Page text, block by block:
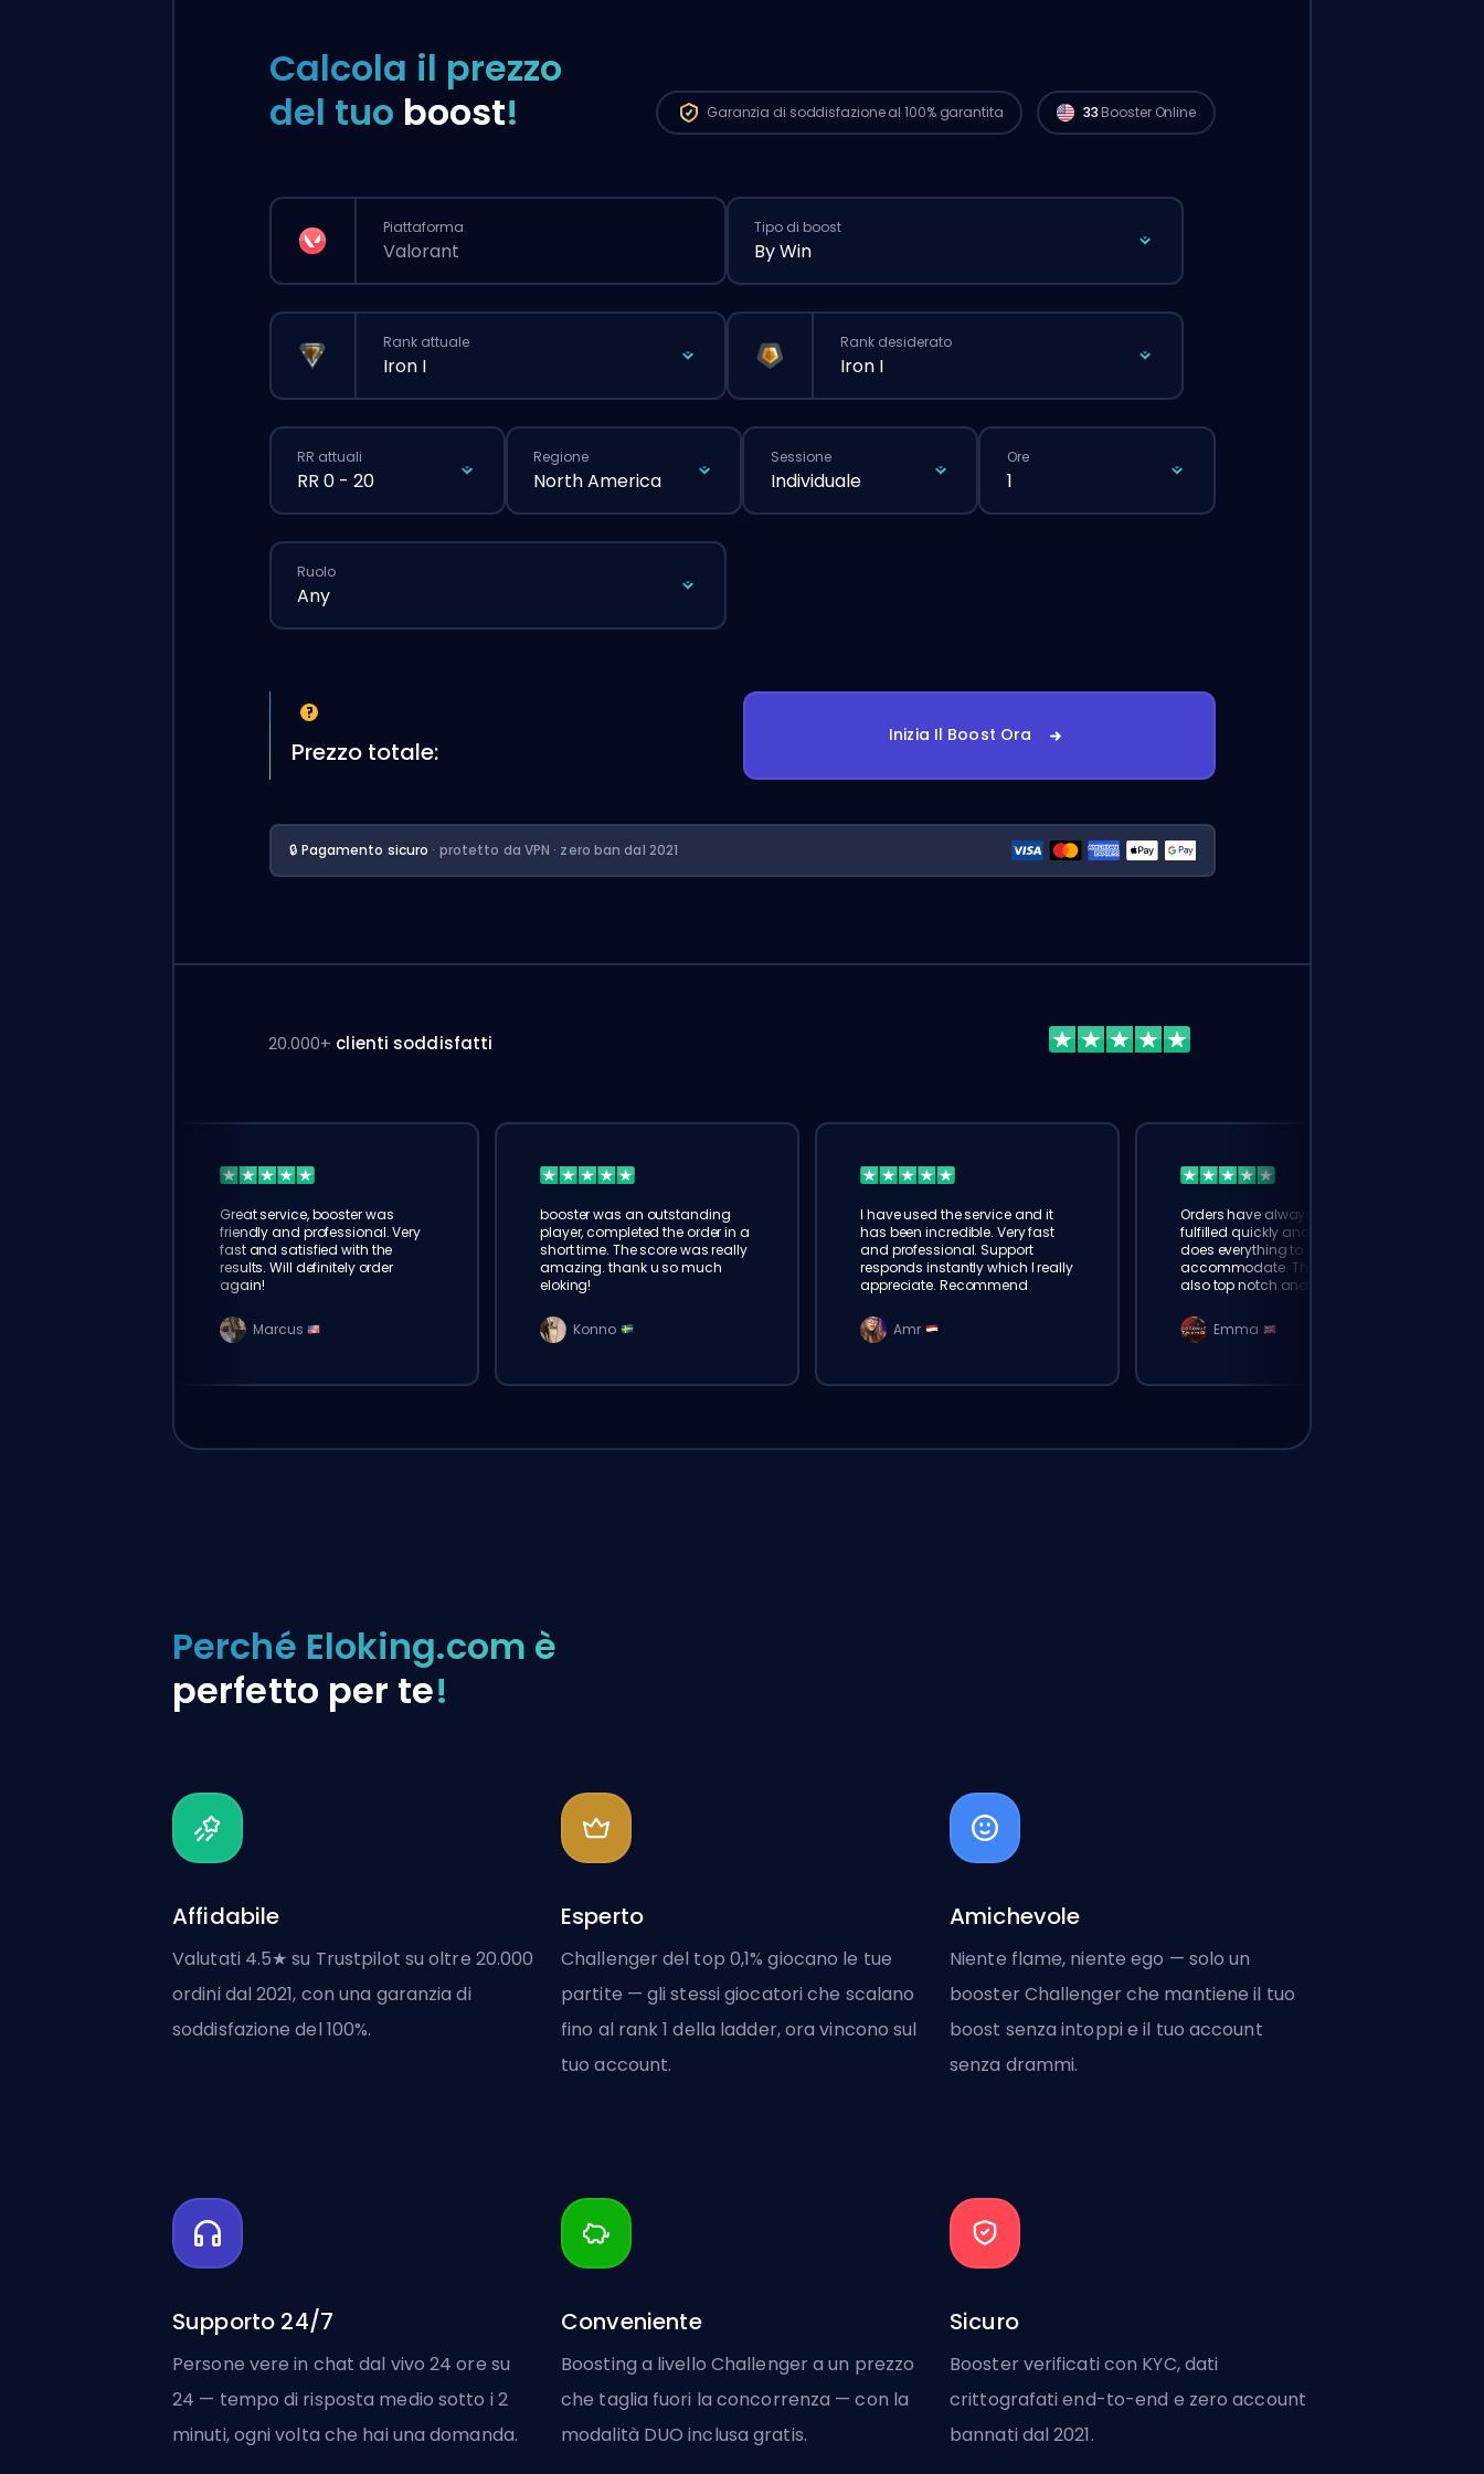
Calcola il prezzo
del tuo boost! Garanzia di soddisfazione al 100% garantita 33 Booster Online
Piattaforma
Valorant
Tipo di boost
By Win
Rank attuale
Iron I
Rank desiderato
Iron I
RR attuali
RR 0 - 20
Regione
North America
Sessione
Individuale
Ore
1
Ruolo
Any
Prezzo totale:
Inizia Il Boost Ora
🔒 Pagamento sicuro · protetto da VPN · zero ban dal 2021
20.000+ clienti soddisfatti
Great service, booster was
friendly and professional. Very
fast and satisfied with the
results. Will definitely order
again!
Marcus
booster was an outstanding
player, completed the order in a
short time. The score was really
amazing. thank u so much
eloking!
Konno
I have used the service and it
has been incredible. Very fast
and professional. Support
responds instantly which I really
appreciate. Recommend
Amr
Orders have always been
fulfilled quickly and booster
does everything to
accommodate. The support is
also top notch and responds
elokingEmma
Perché Eloking.com è
perfetto per te!
Affidabile
Valutati 4.5★ su Trustpilot su oltre 20.000
ordini dal 2021, con una garanzia di
soddisfazione del 100%.
Esperto
Challenger del top 0,1% giocano le tue
partite — gli stessi giocatori che scalano
fino al rank 1 della ladder, ora vincono sul
tuo account.
Amichevole
Niente flame, niente ego — solo un
booster Challenger che mantiene il tuo
boost senza intoppi e il tuo account
senza drammi.
Supporto 24/7
Persone vere in chat dal vivo 24 ore su
24 — tempo di risposta medio sotto i 2
minuti, ogni volta che hai una domanda.
Conveniente
Boosting a livello Challenger a un prezzo
che taglia fuori la concorrenza — con la
modalità DUO inclusa gratis.
Sicuro
Booster verificati con KYC, dati
crittografati end-to-end e zero account
bannati dal 2021.